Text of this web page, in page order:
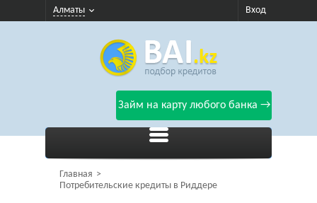
Алматы Вход
Займ на карту любого банка →
Главная
Потребительские кредиты в Риддере